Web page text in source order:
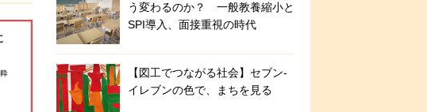
う変わるのか？ 一般教養縮小と
SPI導入、面接重視の時代
【図工でつながる社会】セブン‐
イレブンの色で、まちを見る